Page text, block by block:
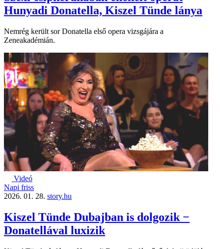
Hunyadi Donatella, Kiszel Tünde lánya
Nemrég került sor Donatella első opera vizsgájára a
Zeneakadémián.
Videó
Napi friss
2026. 01. 28. story.hu
Kiszel Tünde Dubajban is dolgozik −
Donatellával luxizik